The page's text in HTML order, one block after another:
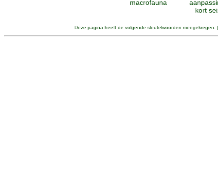
macrofauna
kort
Deze pagina heeft de volgende sleutelwoorden meegekregen: [